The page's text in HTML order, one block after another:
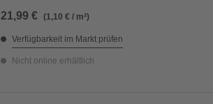
21,99 € (1,10 € / m²)
Verfügbarkeit im Markt prüfen
Nicht online erhältlich